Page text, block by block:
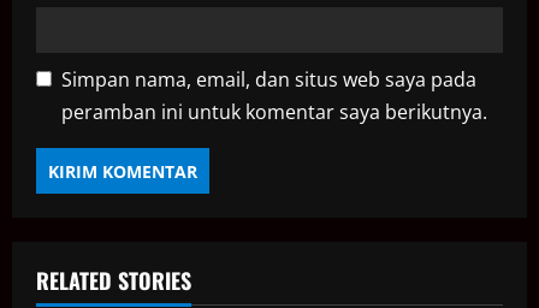
Simpan nama, email, dan situs web saya pada
peramban ini untuk komentar saya berikutnya.
RELATED STORIES